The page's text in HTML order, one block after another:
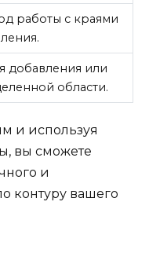
работы с краями
добавления или
области.
и используя
вы сможете
и
контуру вашего